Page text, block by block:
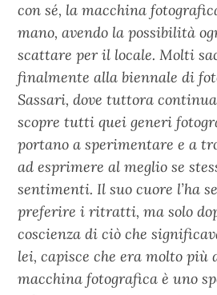
con sé, la macchina
mano, avendo la possibilità
scattare per il locale. Molti
finalmente alla biennale di
Sassari, dove tuttora
scopre tutti quei generi
portano a sperimentare e a
ad esprimere al meglio se
sentimenti. Il suo cuore l’ha
preferire i ritratti, ma solo
coscienza di ciò che
lei, capisce che era molto più
macchina fotografica è uno